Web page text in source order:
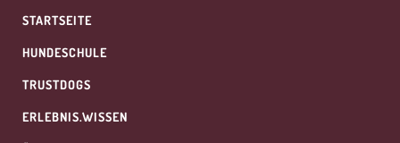
STARTSEITE
HUNDESCHULE
TRUSTDOGS
ERLEBNIS.WISSEN